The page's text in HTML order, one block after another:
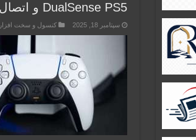
DualSense PS5 و اتصال به ۴ دستگاه با آپدیت Power Saver
سپتامبر 18, 2025 کنسول و سخت افزار